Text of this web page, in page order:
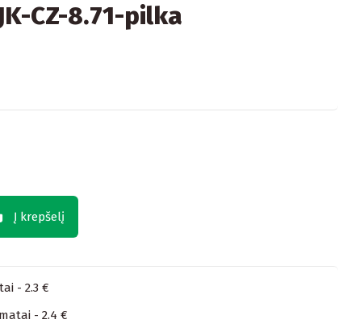
CZ-8.71-pilka
Į krepšelį
- 2.3 €
- 2.4 €